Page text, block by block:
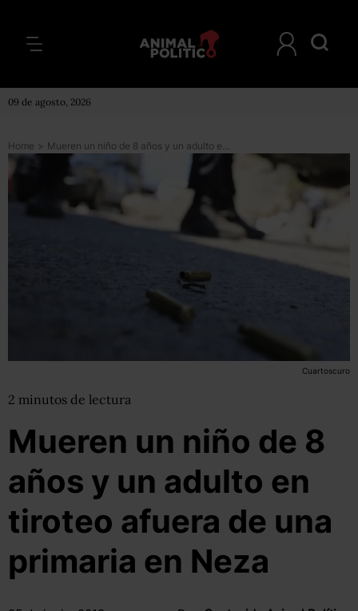
09 de agosto, 2026
Home > Mueren un niño de 8 años y un adulto en tiroteo afuera de una primaria en Neza
Cuartoscuro
2 minutos de lectura
Mueren un niño de 8
años y un adulto en
tiroteo afuera de una
primaria en Neza